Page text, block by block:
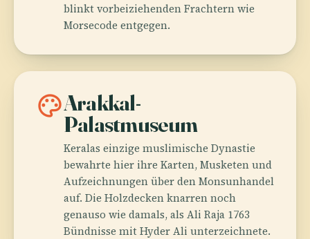
blinkt vorbeiziehenden Frachtern wie
Morsecode entgegen.
paletteArakkal-
Palastmuseum
Keralas einzige muslimische Dynastie
bewahrte hier ihre Karten, Musketen und
Aufzeichnungen über den Monsunhandel
auf. Die Holzdecken knarren noch
genauso wie damals, als Ali Raja 1763
Bündnisse mit Hyder Ali unterzeichnete.